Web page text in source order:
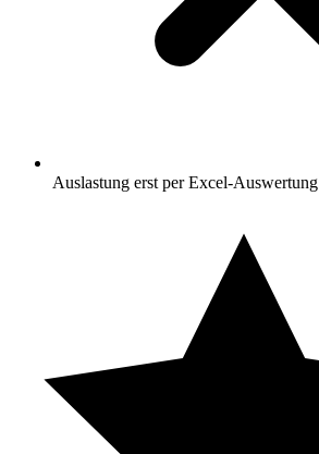
Auslastung erst per Excel-Auswertung